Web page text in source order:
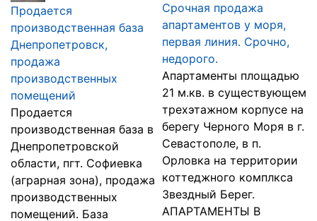
Продается
производственная база
Днепропетровск,
продажа
производственных
помещений
Продается
производственная база в
Днепропетровской
области, пгт. Софиевка
(аграрная зона), продажа
производственных
помещений. База
Срочная продажа
апартаментов у моря,
первая линия. Срочно,
недорого.
Апартаменты площадью
21 м.кв. в существующем
трехэтажном корпусе на
берегу Черного Моря в г.
Севастополе, в п.
Орловка на территории
коттеджного комплкса
Звездный Берег.
АПАРТАМЕНТЫ В